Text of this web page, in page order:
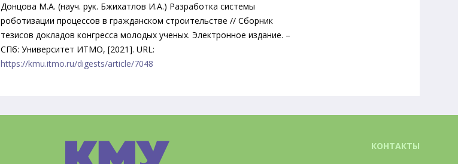
Донцова М.А. (науч. рук. Бжихатлов И.А.) Разработка системы
роботизации процессов в гражданском строительстве // Сборник
тезисов докладов конгресса молодых ученых. Электронное издание. –
СПб: Университет ИТМО, [2021]. URL:
https://kmu.itmo.ru/digests/article/7048
КОНТАКТЫ